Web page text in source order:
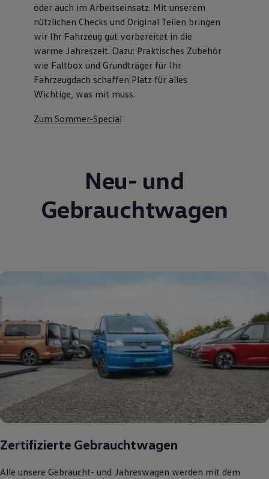
oder auch im Arbeitseinsatz. Mit unserem
nützlichen Checks und Original Teilen bringen
wir Ihr Fahrzeug gut vorbereitet in die
warme Jahreszeit. Dazu: Praktisches Zubehör
wie Faltbox und Grundträger für Ihr
Fahrzeugdach schaffen Platz für alles
Wichtige, was mit muss.
Zum Sommer-Special
Neu- und
Gebrauchtwagen
Zertifizierte Gebrauchtwagen
Alle unsere Gebraucht- und Jahreswagen werden mit dem